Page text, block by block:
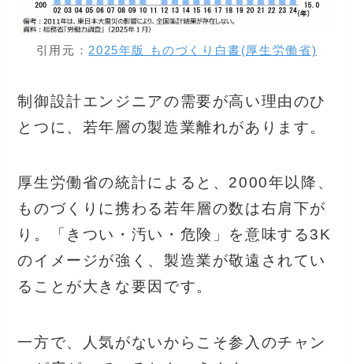
引用元： 2025年版 ものづくり白書(厚生労働省)
制御設計エンジニアの需要が高い理由のひ
とつに、若年層の製造業離れがあります。
厚生労働省の統計によると、2000年以降、
ものづくりに携わる若年層の数は右肩下が
り。「きつい・汚い・危険」を意味する3K
のイメージが強く、製造業が敬遠されてい
ることが大きな要因です。
一方で、人気がないからこそ参入のチャン